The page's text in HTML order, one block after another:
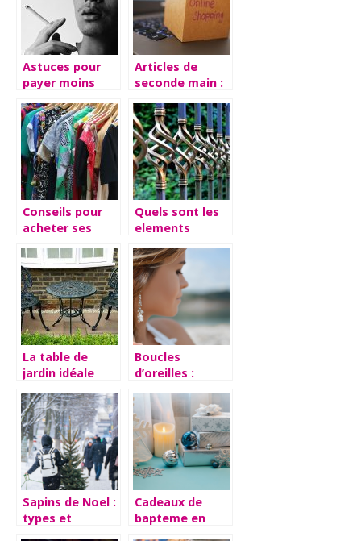
Astuces pour
payer moins
consommation
de nicotine.
Articles de
seconde main :
acheter et
vendre
Conseils pour
acheter ses
Quels sont les
elements
a votre jardin ?
La table de
jardin idéale
extérieur
Boucles
d’oreilles :
a suivre lors du
choix
Sapins de Noel :
types et
Cadeaux de
bapteme en